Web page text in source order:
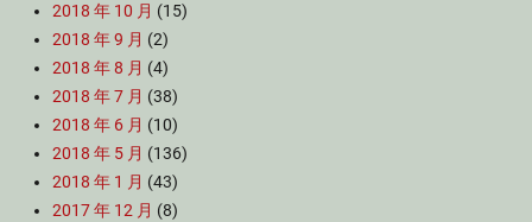
2018 年 10 月 (15)
2018 年 9 月 (2)
2018 年 8 月 (4)
2018 年 7 月 (38)
2018 年 6 月 (10)
2018 年 5 月 (136)
2018 年 1 月 (43)
2017 年 12 月 (8)